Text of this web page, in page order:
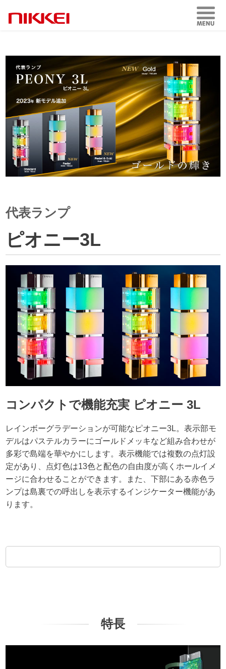
代表ランプ
ピオニー3L
コンパクトで機能充実 ピオニー 3L
レインボーグラデーションが可能なピオニー3L。表示部モ
デルはパステルカラーにゴールドメッキなど組み合わせが
多彩で島端を華やかにします。表示機能では複数の点灯設
定があり、点灯色は13色と配色の自由度が高くホールイメ
ージに合わせることができます。また、下部にある赤色ラ
ンプは島裏での呼出しを表示するインジケーター機能があ
ります。
特長